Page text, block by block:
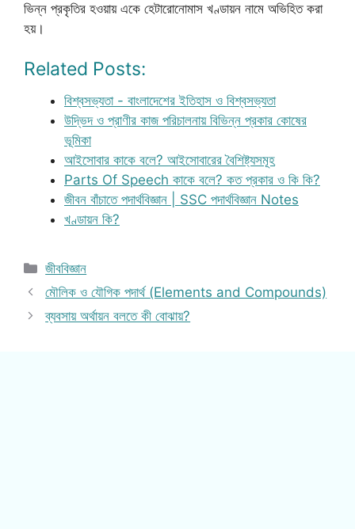
ভিন্ন প্রকৃতির হওয়ায় একে হেটারোনোমাস খণ্ডায়ন নামে অভিহিত করা
হয়।
Related Posts:
বিশ্বসভ্যতা - বাংলাদেশের ইতিহাস ও বিশ্বসভ্যতা
উদ্ভিদ ও প্রাণীর কাজ পরিচালনায় বিভিন্ন প্রকার কোষের
ভূমিকা
আইসোবার কাকে বলে? আইসোবারের বৈশিষ্ট্যসমূহ
Parts Of Speech কাকে বলে? কত প্রকার ও কি কি?
জীবন বাঁচাতে পদার্থবিজ্ঞান | SSC পদার্থবিজ্ঞান Notes
খণ্ডায়ন কি?
Categories
জীববিজ্ঞান
মৌলিক ও যৌগিক পদার্থ (Elements and Compounds)
ব্যবসায় অর্থায়ন বলতে কী বোঝায়?